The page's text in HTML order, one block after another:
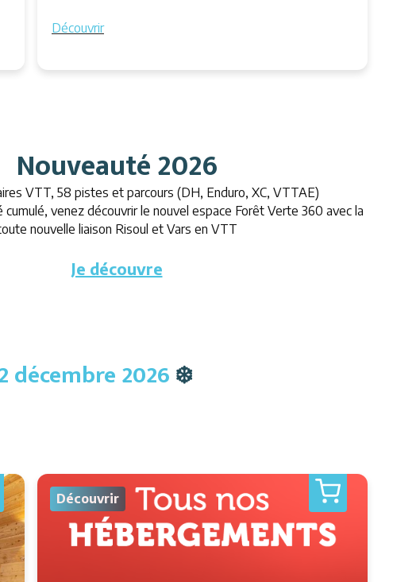
Découvrir
Nouveauté 2026
VTT, 58 pistes et parcours (DH, Enduro, XC, VTTAE)
venez découvrir le nouvel espace Forêt Verte 360 avec la
nouvelle liaison Risoul et Vars en VTT
Je découvre
décembre 2026❄️
Découvrir